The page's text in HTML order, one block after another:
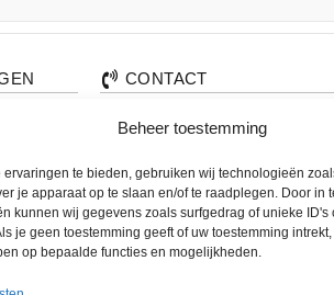
Beheer toestemming
ervaringen te bieden, gebruiken wij technologieën
je apparaat op te slaan en/of te raadplegen. Door in
kunnen wij gegevens zoals surfgedrag of unieke ID's
je geen toestemming geeft of uw toestemming
op bepaalde functies en mogelijkheden.
CONTACT
Wemenstraat 26
7551 EX Hengelo
OPENINGSTIJDEN